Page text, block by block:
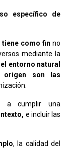
específico de
tiene como fin no
mediante la
entorno natural
origen son las
a cumplir una
e incluir las
, la calidad del